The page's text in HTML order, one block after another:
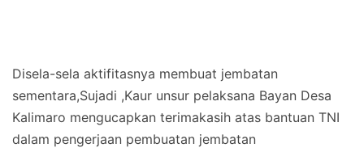
Disela-sela aktifitasnya membuat jembatan
sementara,Sujadi ,Kaur unsur pelaksana Bayan Desa
Kalimaro mengucapkan terimakasih atas bantuan TNI
dalam pengerjaan pembuatan jembatan